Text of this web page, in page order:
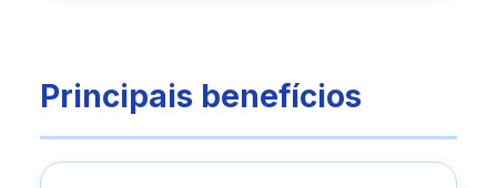
Principais benefícios